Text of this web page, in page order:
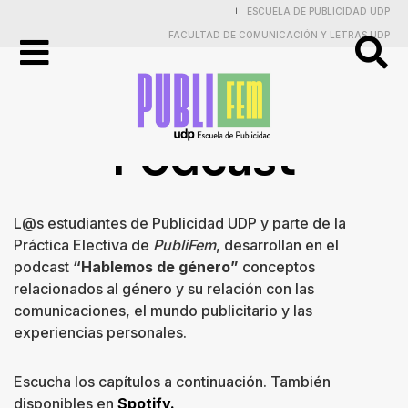
ESCUELA DE PUBLICIDAD UDP
FACULTAD DE COMUNICACIÓN Y LETRAS UDP
Publicidad
Práctica
Electiva
y
Proyectos
Investigaciones
Entrevistas
Podcast
L@s estudiantes de Publicidad UDP y parte de la
Práctica Electiva de PubliFem, desarrollan en el
podcast “Hablemos de género” conceptos
relacionados al género y su relación con las
comunicaciones, el mundo publicitario y las
experiencias personales.
Escucha los capítulos a continuación. También
disponibles en Spotify.